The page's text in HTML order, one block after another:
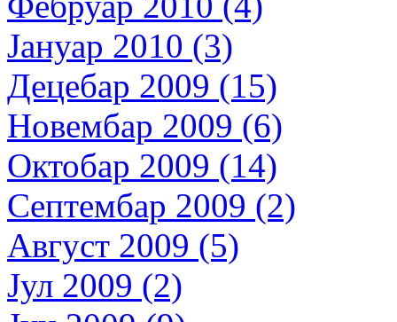
Јануар 2010 (3)
Децебар 2009 (15)
Новембар 2009 (6)
Октобар 2009 (14)
Септембар 2009 (2)
Август 2009 (5)
Јул 2009 (2)